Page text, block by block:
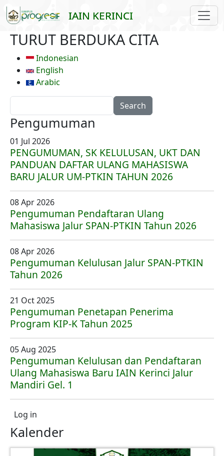
Skip to main content
IAIN KERINCI
TURUT BERDUKA CITA
Indonesian
English
Arabic
Pengumuman
01 Jul 2026
PENGUMUMAN, SK KELULUSAN, UKT DAN
PANDUAN DAFTAR ULANG MAHASISWA
BARU JALUR UM-PTKIN TAHUN 2026
08 Apr 2026
Pengumuman Pendaftaran Ulang
Mahasiswa Jalur SPAN-PTKIN Tahun 2026
08 Apr 2026
Pengumuman Kelulusan Jalur SPAN-PTKIN
Tahun 2026
21 Oct 2025
Pengumuman Penetapan Penerima
Program KIP-K Tahun 2025
05 Aug 2025
Pengumuman Kelulusan dan Pendaftaran
Ulang Mahasiswa Baru IAIN Kerinci Jalur
Mandiri Gel. 1
User account menu
Log in
Kalender